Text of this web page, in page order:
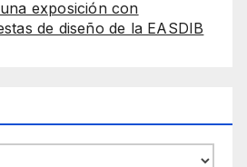
exposición con
de diseño de la EASDIB